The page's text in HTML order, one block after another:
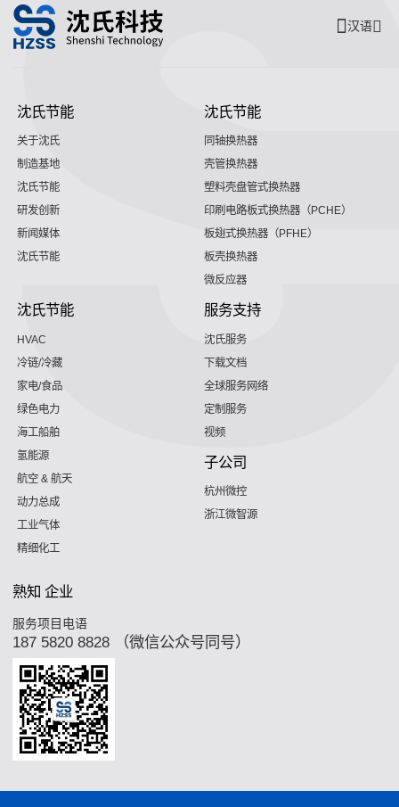
汉语
沈氏节能
关于沈氏
制造基地
沈氏节能
研发创新
新闻媒体
沈氏节能
沈氏节能
同轴换热器
壳管换热器
塑料壳盘管式换热器
印刷电路板式换热器（PCHE）
板翅式换热器（PFHE）
板壳换热器
微反应器
沈氏节能
HVAC
冷链/冷藏
家电/食品
绿色电力
海工船舶
氢能源
航空 & 航天
动力总成
工业气体
精细化工
服务支持
沈氏服务
下载文档
全球服务网络
定制服务
视频
子公司
杭州微控
浙江微智源
熟知 企业
服务项目电语
187 5820 8828 （微信公众号同号）